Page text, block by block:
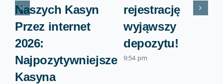
Naszych Kasyn
Przez internet
2026:
Najpozytywniejsze
Kasyna
rejestrację
wyjąwszy
depozytu!
9:54 pm